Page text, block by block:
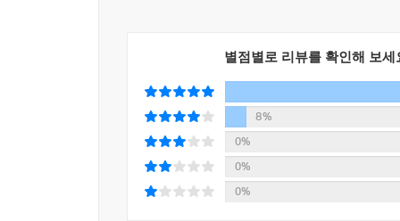
아이들이 가진 무한한 능력을 깨우는 방법까지
부모들을 위한 선물과도 같은 책”이라 할 수 있을
아낫 바니엘 메서드는 네 살 된 나의 아이가 신체
지켜보는 모든 순간에 나는 경이로움을 느꼈다.
_미셸 슈스터만(뇌성마비를 진단받은 아이의 엄마)
별점별로 리뷰를 확인해 보세
8%
0%
0%
0%